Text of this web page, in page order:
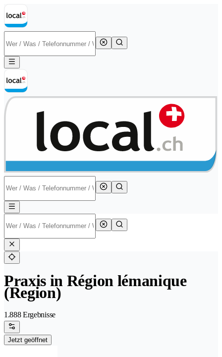
Praxis in Région lémanique
(Region)
1.888 Ergebnisse
Jetzt geöffnet